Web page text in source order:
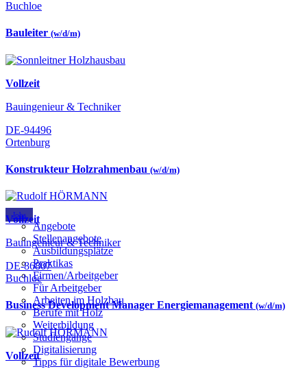
Jobs
Angebote
Stellenangebote
Ausbildungsplätze
Praktikas
Firmen/Arbeitgeber
Für Arbeitgeber
Arbeiten im Holzbau
Berufe mit Holz
Weiterbildung
Studiengänge
Digitalisierung
Tipps für digitale Bewerbung
Buchloe
Bauleiter (w/d/m)
Vollzeit
Bauingenieur & Techniker
DE-94496
Ortenburg
Konstrukteur Holzrahmenbau (w/d/m)
Vollzeit
Bauingenieur & Techniker
DE-86807
Buchloe
Business Development Manager Energiemanagement (w/d/m)
Vollzeit